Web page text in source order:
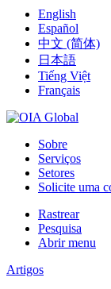
English
Español
中文 (简体)
日本語
Tiếng Việt
Français
Sobre
Serviços
Setores
Solicite uma
Rastrear
Pesquisa
Abrir menu
Artigos